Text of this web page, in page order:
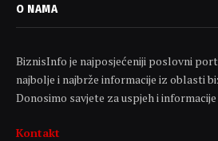
O NAMA
BiznisInfo je najposjećeniji poslovni
najbolje i najbrže informacije iz oblasti
Donosimo savjete za uspjeh i
Kontakt